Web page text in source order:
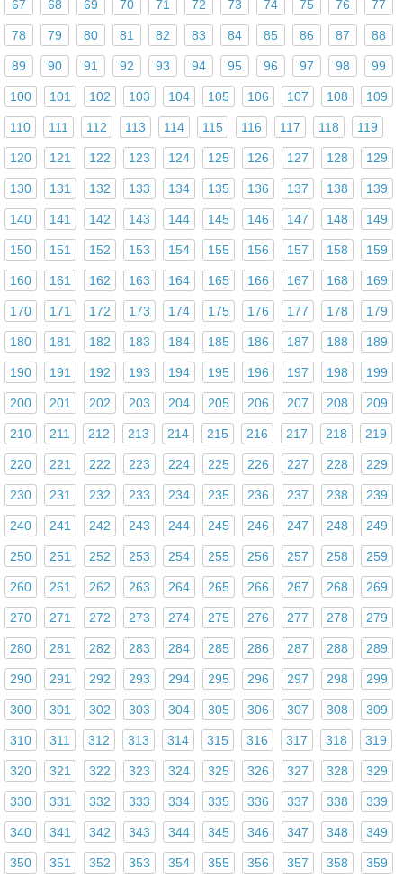
67 68 69 70 71 72 73 74 75 76 77
78 79 80 81 82 83 84 85 86 87 88
89 90 91 92 93 94 95 96 97 98 99
100 101 102 103 104 105 106 107 108 109
110 111 112 113 114 115 116 117 118 119
120 121 122 123 124 125 126 127 128 129
130 131 132 133 134 135 136 137 138 139
140 141 142 143 144 145 146 147 148 149
150 151 152 153 154 155 156 157 158 159
160 161 162 163 164 165 166 167 168 169
170 171 172 173 174 175 176 177 178 179
180 181 182 183 184 185 186 187 188 189
190 191 192 193 194 195 196 197 198 199
200 201 202 203 204 205 206 207 208 209
210 211 212 213 214 215 216 217 218 219
220 221 222 223 224 225 226 227 228 229
230 231 232 233 234 235 236 237 238 239
240 241 242 243 244 245 246 247 248 249
250 251 252 253 254 255 256 257 258 259
260 261 262 263 264 265 266 267 268 269
270 271 272 273 274 275 276 277 278 279
280 281 282 283 284 285 286 287 288 289
290 291 292 293 294 295 296 297 298 299
300 301 302 303 304 305 306 307 308 309
310 311 312 313 314 315 316 317 318 319
320 321 322 323 324 325 326 327 328 329
330 331 332 333 334 335 336 337 338 339
340 341 342 343 344 345 346 347 348 349
350 351 352 353 354 355 356 357 358 359